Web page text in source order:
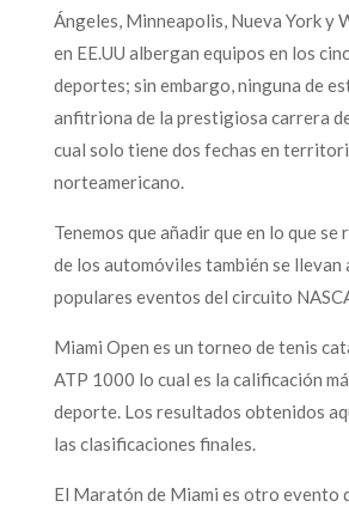
Ángeles, Minneapolis, Nueva York y
en EE.UU albergan equipos en los
deportes; sin embargo, ninguna de
anfitriona de la prestigiosa carrera
cual solo tiene dos fechas en
norteamericano.
Tenemos que añadir que en lo que
de los automóviles también se llevan
populares eventos del circuito
Miami Open es un torneo de tenis
ATP 1000 lo cual es la calificación
deporte. Los resultados obtenidos
las clasificaciones finales.
El Maratón de Miami es otro evento